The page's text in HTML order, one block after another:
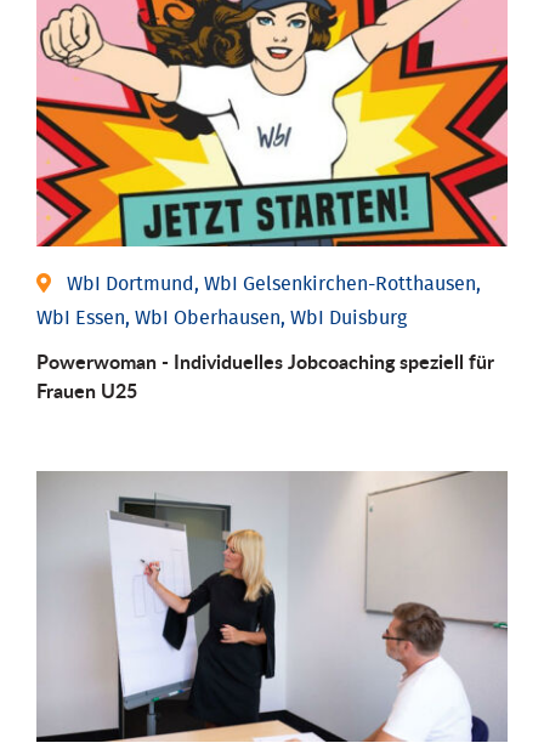
WbI Dortmund, WbI Gelsenkirchen-Rotthausen,
WbI Essen, WbI Oberhausen, WbI Duisburg
Powerwoman - Individuelles Jobcoaching speziell für
Frauen U25